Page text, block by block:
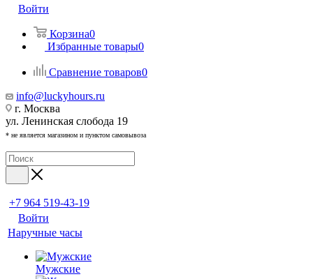
Войти
Корзина0
Избранные товары0
Сравнение товаров0
info@luckyhours.ru
г. Москва
ул. Ленинская слобода 19
* не является магазином и пунктом самовывоза
+7 964 519-43-19
Войти
Наручные часы
Мужские